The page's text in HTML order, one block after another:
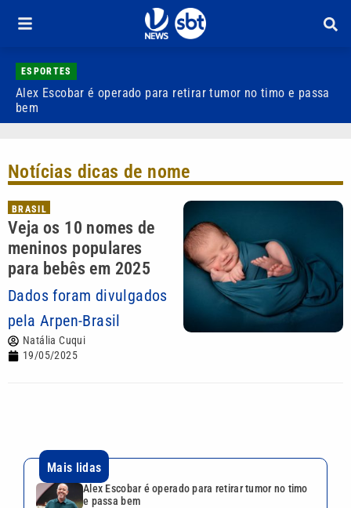
ESPORTES
Alex Escobar é operado para retirar tumor no timo e passa
bem
Notícias dicas de nome
BRASIL
Veja os 10 nomes de
meninos populares
para bebês em 2025
Dados foram divulgados
pela Arpen-Brasil
Natália Cuqui
19/05/2025
Mais lidas
Alex Escobar é operado para retirar tumor no timo
e passa bem